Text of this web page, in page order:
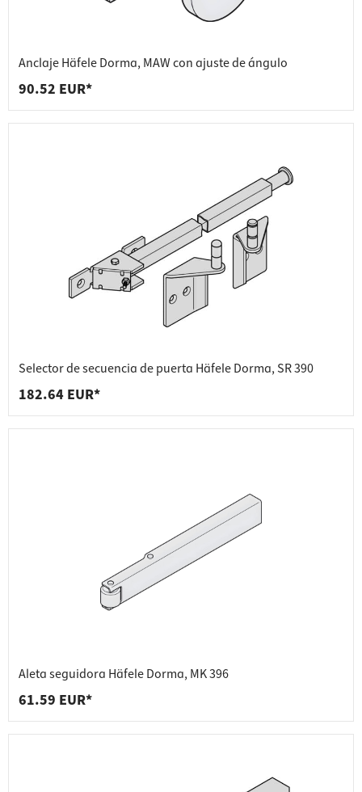
Anclaje Häfele Dorma, MAW con ajuste de ángulo
90.52 EUR*
Selector de secuencia de puerta Häfele Dorma, SR 390
182.64 EUR*
Aleta seguidora Häfele Dorma, MK 396
61.59 EUR*